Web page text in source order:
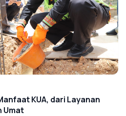
KUA, dari Layanan
Umat